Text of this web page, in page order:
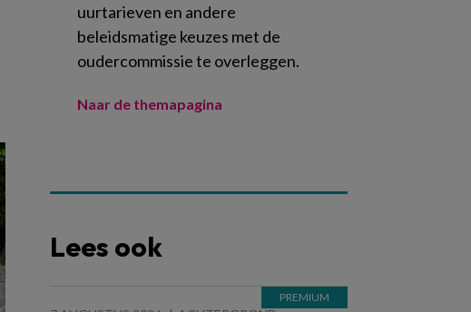
uurtarieven en andere
beleidsmatige keuzes met de
oudercommissie te overleggen.
Naar de themapagina
Lees ook